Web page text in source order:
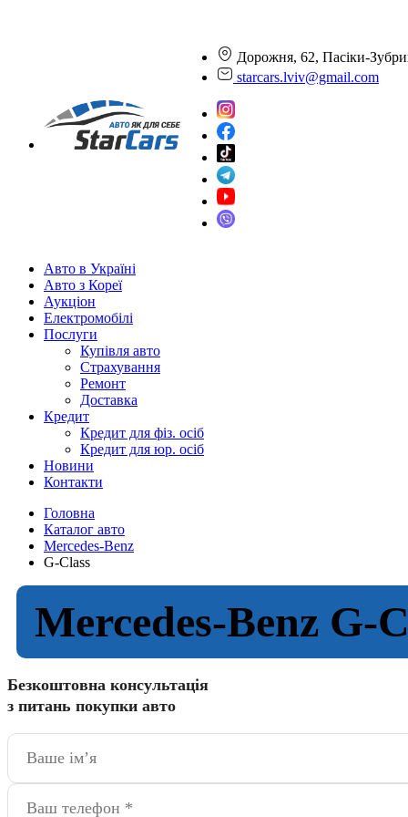
Дорожня, 62, Пасіки-
starcars.lviv@gmail.com
Авто в Україні
Авто з Кореї
Аукціон
Електромобілі
Послуги
Купівля авто
Страхування
Ремонт
Доставка
Кредит
Кредит для фіз. осіб
Кредит для юр. осіб
Новини
Контакти
Головна
Каталог авто
Mercedes-Benz
G-Class
Mercedes-Benz G-
Безкоштовна консультація
з питань покупки авто